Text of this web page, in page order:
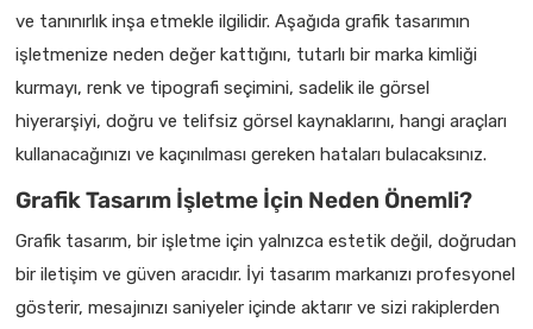
ve tanınırlık inşa etmekle ilgilidir. Aşağıda grafik tasarımın
işletmenize neden değer kattığını, tutarlı bir marka kimliği
kurmayı, renk ve tipografi seçimini, sadelik ile görsel
hiyerarşiyi, doğru ve telifsiz görsel kaynaklarını, hangi araçları
kullanacağınızı ve kaçınılması gereken hataları bulacaksınız.
Grafik Tasarım İşletme İçin Neden Önemli?
Grafik tasarım, bir işletme için yalnızca estetik değil, doğrudan
bir iletişim ve güven aracıdır. İyi tasarım markanızı profesyonel
gösterir, mesajınızı saniyeler içinde aktarır ve sizi rakiplerden